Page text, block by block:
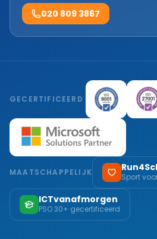
020 809 3867
GECERTIFICEERD
MAATSCHAPPELIJK Sport
ICTvanafmorgen
PSO 30+ gecertificeerd